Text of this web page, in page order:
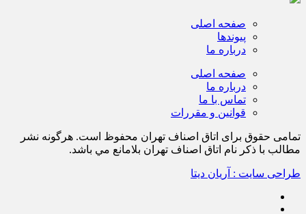
صفحه اصلی
پیوندها
درباره ما
صفحه اصلی
درباره ما
تماس با ما
قوانین و مقررات
تمامی حقوق برای اتاق اصناف تهران محفوظ است. هرگونه نشر
مطالب با ذكر نام اتاق اصناف تهران بلامانع مي باشد.
طراحی سایت : آریان دیتا